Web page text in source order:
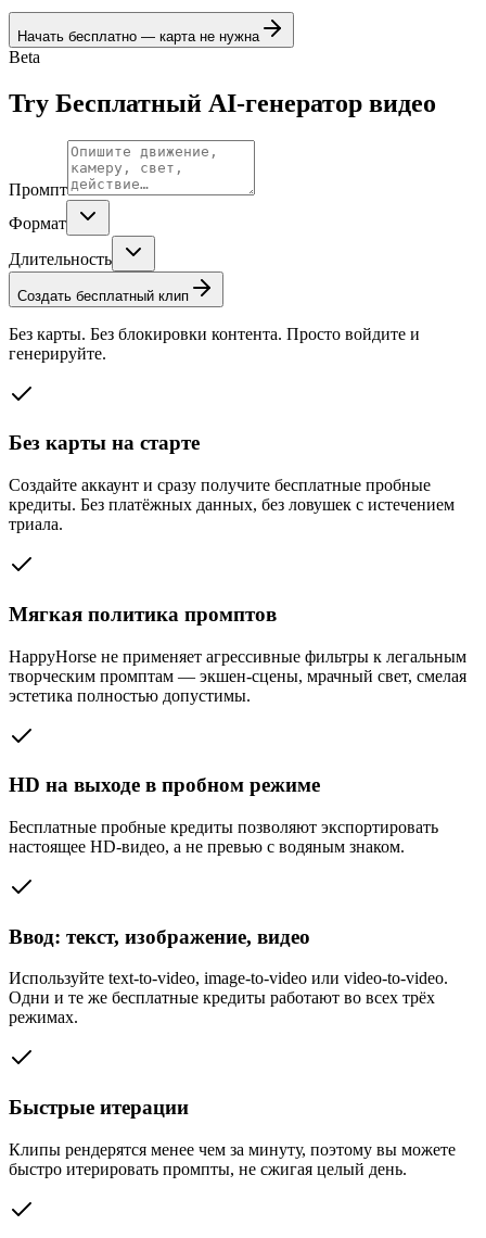
Начать бесплатно — карта не нужна
Beta
Try Бесплатный AI-генератор видео
Промпт
Формат
Длительность
Создать бесплатный клип
Без карты. Без блокировки контента. Просто войдите и
генерируйте.
Без карты на старте
Создайте аккаунт и сразу получите бесплатные пробные
кредиты. Без платёжных данных, без ловушек с истечением
триала.
Мягкая политика промптов
HappyHorse не применяет агрессивные фильтры к легальным
творческим промптам — экшен-сцены, мрачный свет, смелая
эстетика полностью допустимы.
HD на выходе в пробном режиме
Бесплатные пробные кредиты позволяют экспортировать
настоящее HD-видео, а не превью с водяным знаком.
Ввод: текст, изображение, видео
Используйте text-to-video, image-to-video или video-to-video.
Одни и те же бесплатные кредиты работают во всех трёх
режимах.
Быстрые итерации
Клипы рендерятся менее чем за минуту, поэтому вы можете
быстро итерировать промпты, не сжигая целый день.